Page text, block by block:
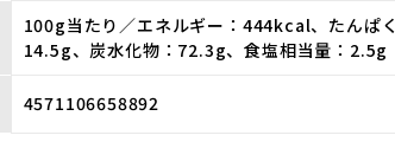
100g当たり／エネルギー：444kcal、たんぱ
14.5g、炭水化物：72.3g、食塩相当量：2.5g
4571106658892